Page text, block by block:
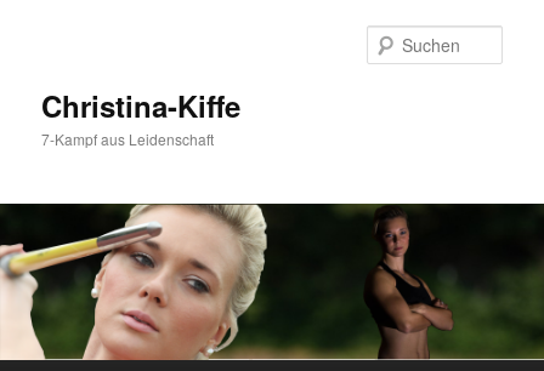
Christina-Kiffe
7-Kampf aus Leidenschaft